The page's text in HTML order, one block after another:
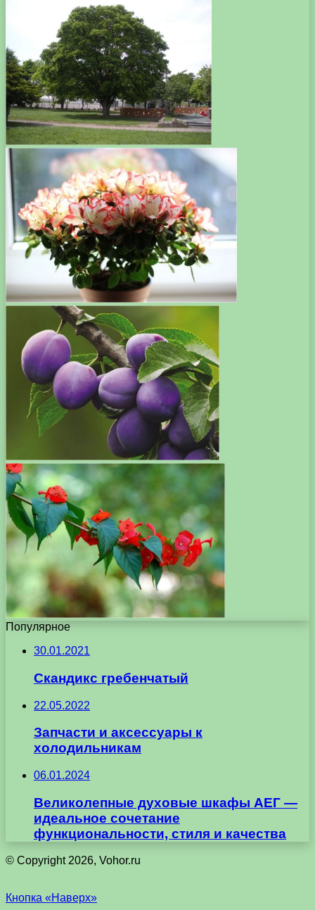
Популярное
30.01.2021
Скандикс гребенчатый
22.05.2022
Запчасти и аксессуары к
холодильникам
06.01.2024
Великолепные духовые шкафы АЕГ —
идеальное сочетание
функциональности, стиля и качества
© Copyright 2026, Vohor.ru
Кнопка «Наверх»